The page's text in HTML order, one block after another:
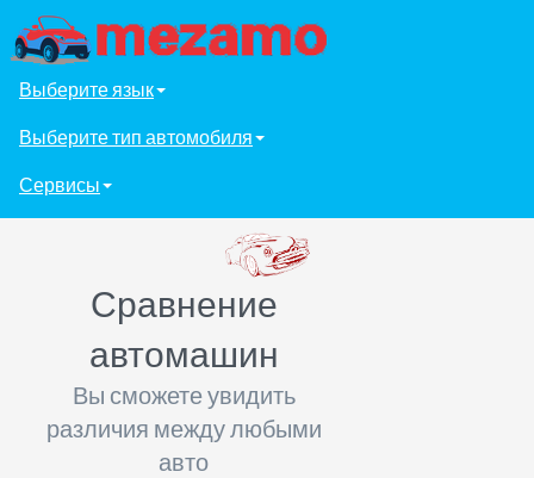
Выберите язык
Выберите тип автомобиля
Сервисы
Сравнение
автомашин
Вы сможете увидить
различия между любыми
авто